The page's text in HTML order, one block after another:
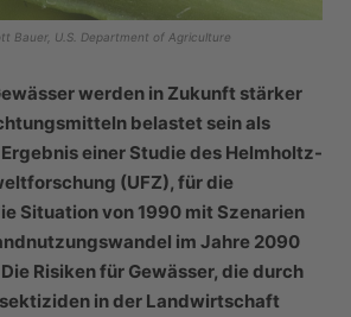
Bauer, U.S. Department of Agriculture
werden in Zukunft stärker
belastet sein als
einer Studie des Helmholtz-
(UFZ), für die
Situation von 1990 mit Szenarien
im Jahre 2090
Risiken für Gewässer, die durch
in der Landwirtschaft